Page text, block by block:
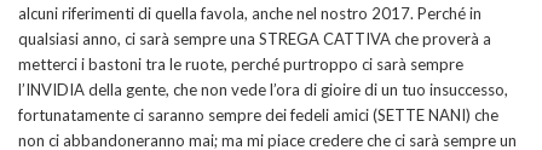
alcuni riferimenti di quella favola, anche nel nostro 2017. Perché in
qualsiasi anno, ci sarà sempre una STREGA CATTIVA che proverà a
metterci i bastoni tra le ruote, perché purtroppo ci sarà sempre
l’INVIDIA della gente, che non vede l’ora di gioire di un tuo insuccesso,
fortunatamente ci saranno sempre dei fedeli amici (SETTE NANI) che
non ci abbandoneranno mai; ma mi piace credere che ci sarà sempre un